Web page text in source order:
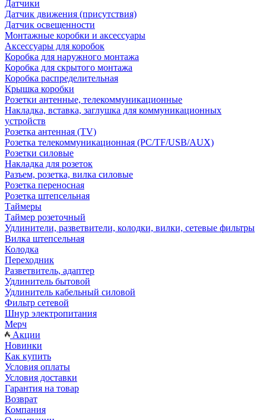
Датчики
Датчик движения (присутствия)
Датчик освещенности
Монтажные коробки и аксессуары
Аксессуары для коробок
Коробка для наружного монтажа
Коробка для скрытого монтажа
Коробка распределительная
Крышка коробки
Розетки антенные, телекоммуникационные
Накладка, вставка, заглушка для коммуникационных
устройств
Розетка антенная (TV)
Розетка телекоммуникационная (PC/TF/USB/AUX)
Розетки силовые
Накладка для розеток
Разъем, розетка, вилка силовые
Розетка переносная
Розетка штепсельная
Таймеры
Таймер розеточный
Удлинители, разветвители, колодки, вилки, сетевые фильтры
Вилка штепсельная
Колодка
Переходник
Разветвитель, адаптер
Удлинитель бытовой
Удлинитель кабельный силовой
Фильтр сетевой
Шнур электропитания
Мерч
Акции
Новинки
Как купить
Условия оплаты
Условия доставки
Гарантия на товар
Возврат
Компания